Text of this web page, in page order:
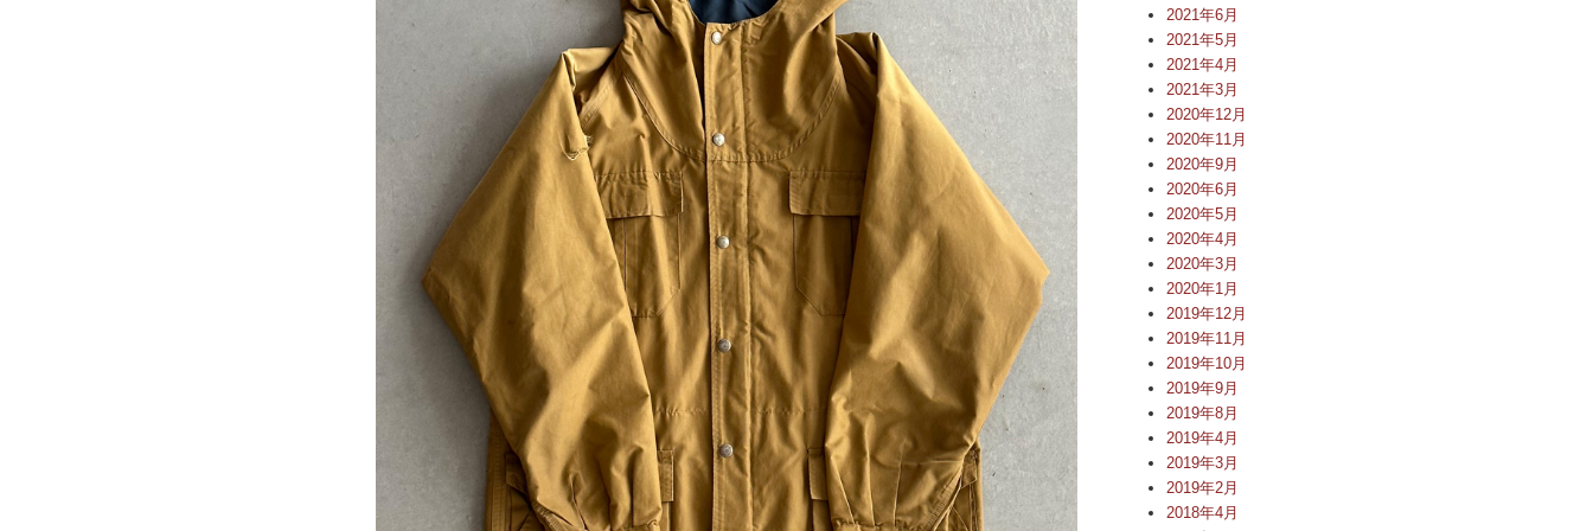
2021年6月
2021年5月
2021年4月
2021年3月
2020年12月
2020年11月
2020年9月
2020年6月
2020年5月
2020年4月
2020年3月
2020年1月
2019年12月
2019年11月
2019年10月
2019年9月
2019年8月
2019年4月
2019年3月
2019年2月
2018年4月